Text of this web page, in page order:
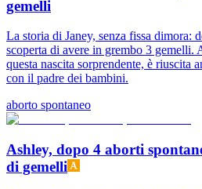
gemelli
La storia di Janey, senza fissa dimora:
scoperta di avere in grembo 3 gemelli.
questa nascita sorprendente, è riuscita
con il padre dei bambini.
aborto spontaneo
Ashley, dopo 4 aborti
di gemelli